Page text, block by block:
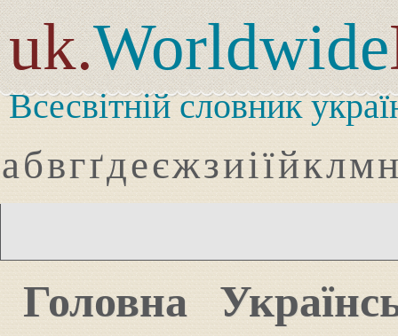
uk.Worldwide
Всесвітній словник
абвгґдеєжзиіїйклмн
Головна